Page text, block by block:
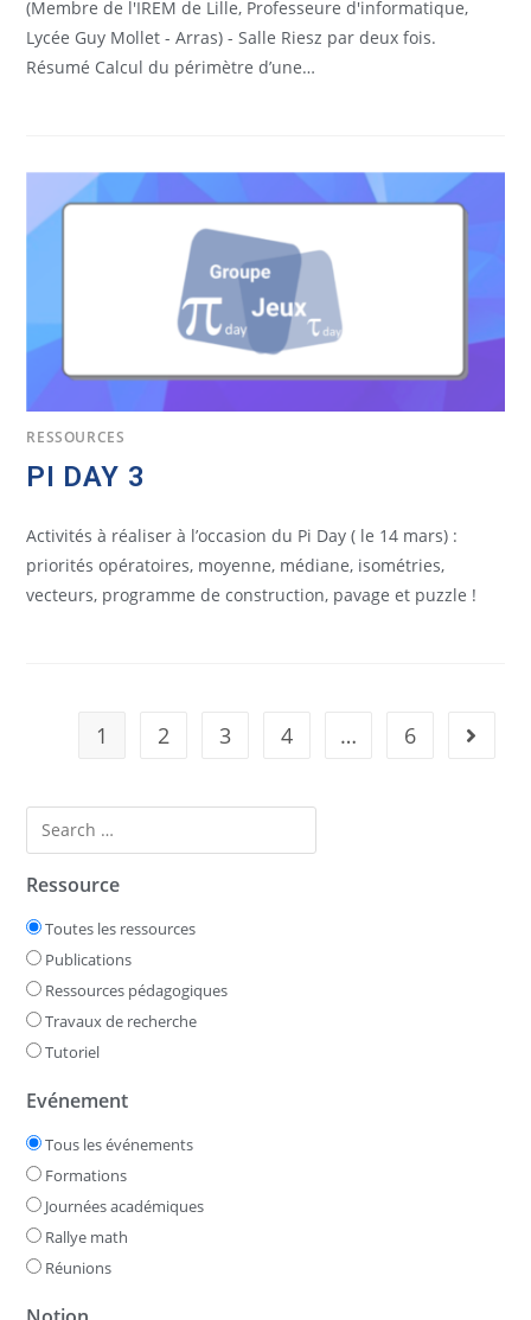
(Membre de l'IREM de Lille, Professeure d'informatique,
Lycée Guy Mollet - Arras) - Salle Riesz par deux fois.
Résumé Calcul du périmètre d’une…
RESSOURCES
PI DAY 3
Activités à réaliser à l’occasion du Pi Day ( le 14 mars) :
priorités opératoires, moyenne, médiane, isométries,
vecteurs, programme de construction, pavage et puzzle !
1 2 3 4 … 6
Ressource
Toutes les ressources
Publications
Ressources pédagogiques
Travaux de recherche
Tutoriel
Evénement
Tous les événements
Formations
Journées académiques
Rallye math
Réunions